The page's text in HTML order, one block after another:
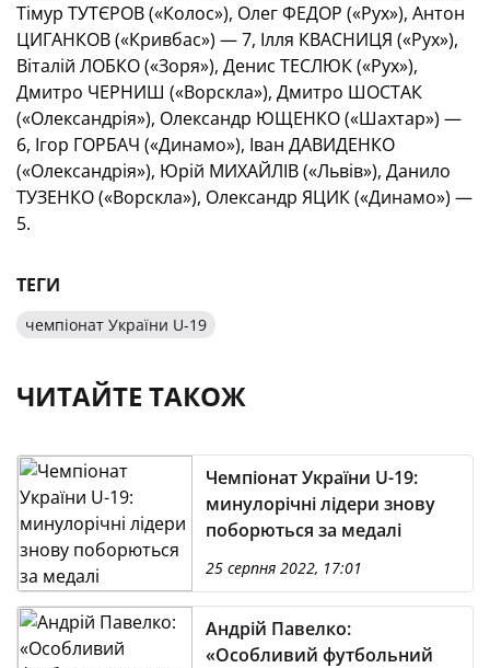
Тімур ТУТЄРОВ («Колос»), Олег ФЕДОР («Рух»), Антон
ЦИГАНКОВ («Кривбас») — 7, Ілля КВАСНИЦЯ («Рух»),
Віталій ЛОБКО («Зоря»), Денис ТЕСЛЮК («Рух»),
Дмитро ЧЕРНИШ («Ворскла»), Дмитро ШОСТАК
(«Олександрія»), Олександр ЮЩЕНКО («Шахтар») —
6, Ігор ГОРБАЧ («Динамо»), Іван ДАВИДЕНКО
(«Олександрія»), Юрій МИХАЙЛІВ («Львів»), Данило
ТУЗЕНКО («Ворскла»), Олександр ЯЦИК («Динамо») —
5.
ТЕГИ
чемпіонат України U-19
ЧИТАЙТЕ ТАКОЖ
Чемпіонат України U-19:
минулорічні лідери знову
поборються за медалі
25 серпня 2022, 17:01
Андрій Павелко:
«Особливий футбольний